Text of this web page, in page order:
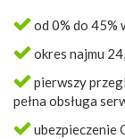
od 0% do 45%
okres najmu
pierwszy
pełna obsługa
ubezpieczenie